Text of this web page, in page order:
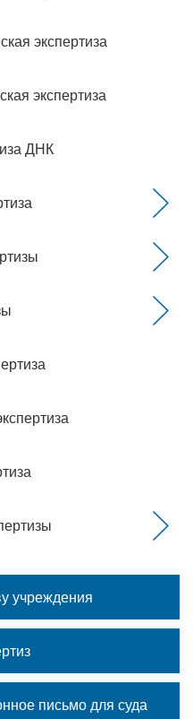
учреждения
письмо для суда
экспертиза
экспертиза
ДНК